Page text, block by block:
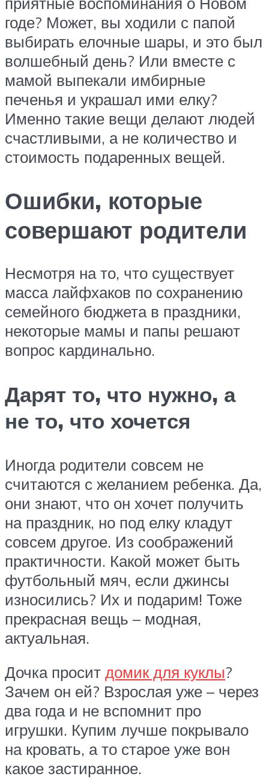
годе? Может, вы ходили с папой
выбирать елочные шары, и это был
волшебный день? Или вместе с
мамой выпекали имбирные
печенья и украшал ими елку?
Именно такие вещи делают людей
счастливыми, а не количество и
стоимость подаренных вещей.
Ошибки, которые
совершают родители
Несмотря на то, что существует
масса лайфхаков по сохранению
семейного бюджета в праздники,
некоторые мамы и папы решают
вопрос кардинально.
Дарят то, что нужно, а
не то, что хочется
Иногда родители совсем не
считаются с желанием ребенка. Да,
они знают, что он хочет получить
на праздник, но под елку кладут
совсем другое. Из соображений
практичности. Какой может быть
футбольный мяч, если джинсы
износились? Их и подарим! Тоже
прекрасная вещь – модная,
актуальная.
Дочка просит домик для куклы?
Зачем он ей? Взрослая уже – через
два года и не вспомнит про
игрушки. Купим лучше покрывало
на кровать, а то старое уже вон
какое застиранное.